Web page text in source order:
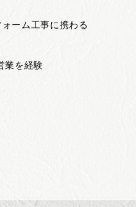
ーム工事に携わる
業を経験